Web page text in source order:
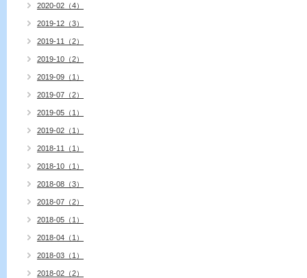
2020-02（4）
2019-12（3）
2019-11（2）
2019-10（2）
2019-09（1）
2019-07（2）
2019-05（1）
2019-02（1）
2018-11（1）
2018-10（1）
2018-08（3）
2018-07（2）
2018-05（1）
2018-04（1）
2018-03（1）
2018-02（2）